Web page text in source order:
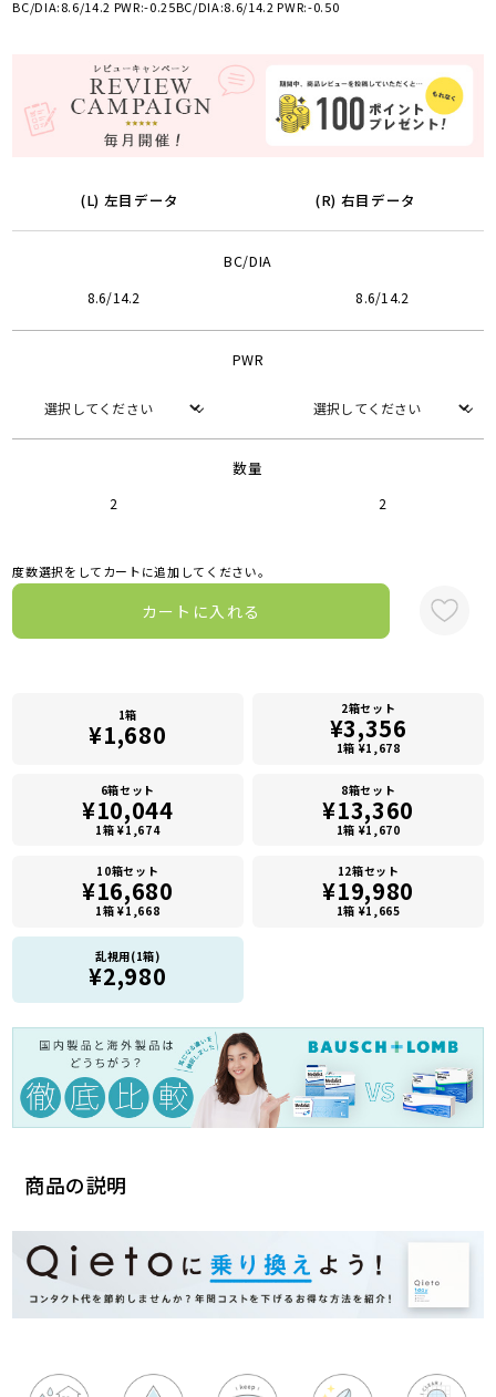
商品の説明
BC/DIA:8.6/14.2 PWR:-0.25BC/DIA:8.6/14.2 PWR:-0.50
(L) 左目データ (R) 右目データ
BC/DIA
8.6/14.2 8.6/14.2
PWR
数量
2 2
度数選択をしてカートに追加してください。
カートに入れる
1箱
¥1,680
2箱セット
¥3,356
1箱 ¥1,678
6箱セット
¥10,044
1箱 ¥1,674
8箱セット
¥13,360
1箱 ¥1,670
10箱セット
¥16,680
1箱 ¥1,668
12箱セット
¥19,980
1箱 ¥1,665
乱視用(1箱)
¥2,980